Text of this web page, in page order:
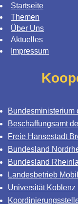
Startseite
Themen
Über Uns
Aktuelles
Impressum
Bundesministerium
Beschaffungsamt
Freie Hansestadt
Bundesland
Bundesland
Landesbetrieb
Universität Koblenz